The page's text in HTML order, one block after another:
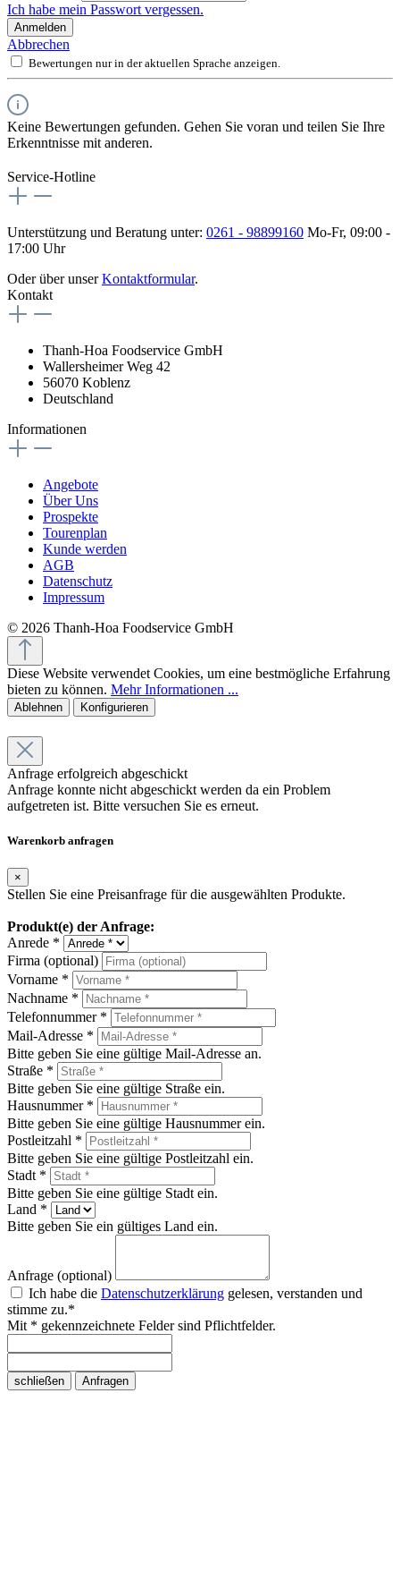
Ich habe mein Passwort vergessen.
Anmelden
Abbrechen
Bewertungen nur in der aktuellen Sprache anzeigen.
Keine Bewertungen gefunden. Gehen Sie voran und teilen Sie Ihre
Erkenntnisse mit anderen.
Service-Hotline
Unterstützung und Beratung unter: 0261 - 98899160 Mo-Fr, 09:00 -
17:00 Uhr
Oder über unserKontaktformular.
Kontakt
Thanh-Hoa Foodservice GmbH
Wallersheimer Weg 42
56070 Koblenz
Deutschland
Informationen
Angebote
Über Uns
Prospekte
Tourenplan
Kunde werden
AGB
Datenschutz
Impressum
© 2026 Thanh-Hoa Foodservice GmbH
Diese Website verwendet Cookies, um eine bestmögliche Erfahrung
bieten zu können. Mehr Informationen ...
Ablehnen Konfigurieren
Anfrage erfolgreich abgeschickt
Anfrage konnte nicht abgeschickt werden da ein Problem
aufgetreten ist. Bitte versuchen Sie es erneut.
Warenkorb anfragen
×
Stellen Sie eine Preisanfrage für die ausgewählten Produkte.
Produkt(e) der Anfrage:
Anrede *
Firma (optional)
Vorname *
Nachname *
Telefonnummer *
Mail-Adresse *
Bitte geben Sie eine gültige Mail-Adresse an.
Straße *
Bitte geben Sie eine gültige Straße ein.
Hausnummer *
Bitte geben Sie eine gültige Hausnummer ein.
Postleitzahl *
Bitte geben Sie eine gültige Postleitzahl ein.
Stadt *
Bitte geben Sie eine gültige Stadt ein.
Land *
Bitte geben Sie ein gültiges Land ein.
Anfrage (optional)
Ich habe die Datenschutzerklärung gelesen, verstanden und
stimme zu.*
Mit * gekennzeichnete Felder sind Pflichtfelder.
schließen Anfragen